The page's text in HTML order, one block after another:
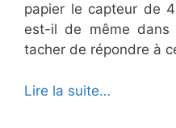
papier le capteur de
est-il de même dans
tacher de répondre à
Lire la suite…